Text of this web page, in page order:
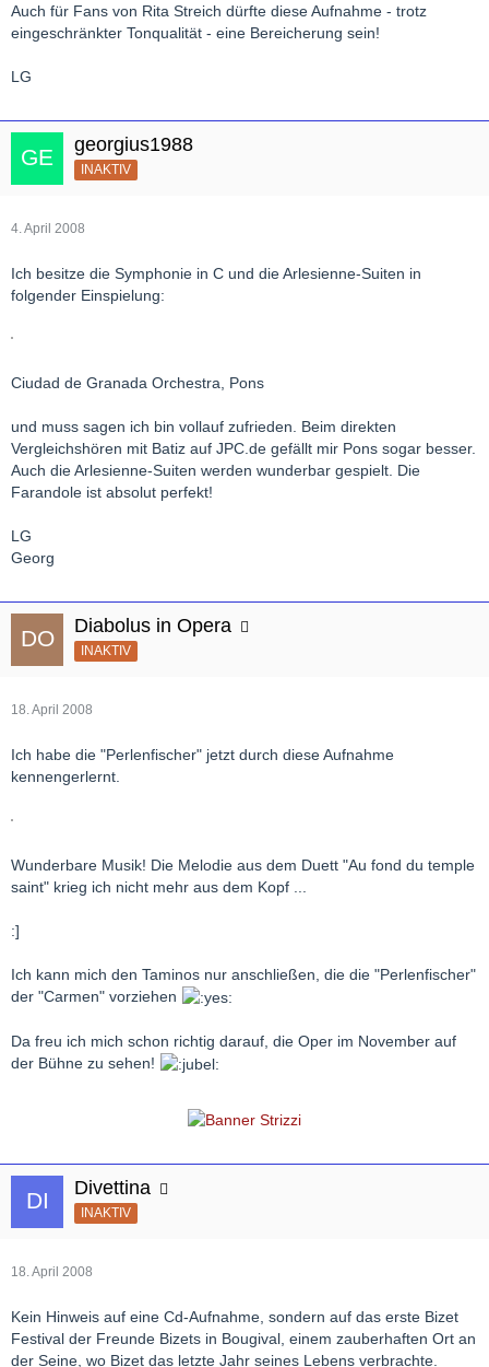
Auch für Fans von Rita Streich dürfte diese Aufnahme - trotz
eingeschränkter Tonqualität - eine Bereicherung sein!
LG
georgius1988
INAKTIV
4. April 2008
Ich besitze die Symphonie in C und die Arlesienne-Suiten in
folgender Einspielung:
Ciudad de Granada Orchestra, Pons
und muss sagen ich bin vollauf zufrieden. Beim direkten
Vergleichshören mit Batiz auf JPC.de gefällt mir Pons sogar besser.
Auch die Arlesienne-Suiten werden wunderbar gespielt. Die
Farandole ist absolut perfekt!
LG
Georg
Diabolus in Opera
INAKTIV
18. April 2008
Ich habe die "Perlenfischer" jetzt durch diese Aufnahme
kennengerlernt.
Wunderbare Musik! Die Melodie aus dem Duett "Au fond du temple
saint" krieg ich nicht mehr aus dem Kopf ...
:]
Ich kann mich den Taminos nur anschließen, die die "Perlenfischer"
der "Carmen" vorziehen
Da freu ich mich schon richtig darauf, die Oper im November auf
der Bühne zu sehen!
Divettina
INAKTIV
18. April 2008
Kein Hinweis auf eine Cd-Aufnahme, sondern auf das erste Bizet
Festival der Freunde Bizets in Bougival, einem zauberhaften Ort an
der Seine, wo Bizet das letzte Jahr seines Lebens verbrachte.